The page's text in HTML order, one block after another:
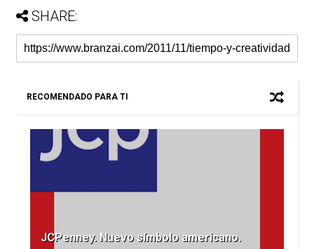
SHARE:
RECOMENDADO PARA TI
JCPenney. Nuevo símbolo americano.